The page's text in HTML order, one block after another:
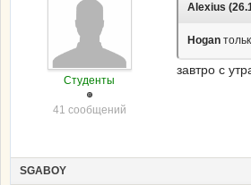
Студенты
41 сообщений
Alexius
Hogan
завтро с
SGABOY